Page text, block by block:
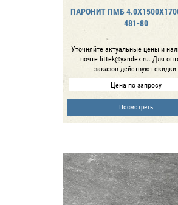
ПАРОНИТ ПМБ
481-80
Уточняйте актуальные цены и
почте littek@yandex.ru. Для
заказов действуют скидки.
Цена по запросу
Посмотреть